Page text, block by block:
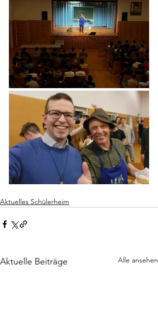
Aktuelles Schülerheim
Aktuelle Beiträge Alle ansehen